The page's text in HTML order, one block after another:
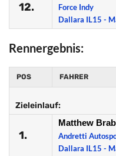
12.
Force Indy
Dallara IL15 -
Rennergebnis:
POS FAHRER
Zieleinlauf:
1.
Matthew
Andretti
Dallara IL15 -